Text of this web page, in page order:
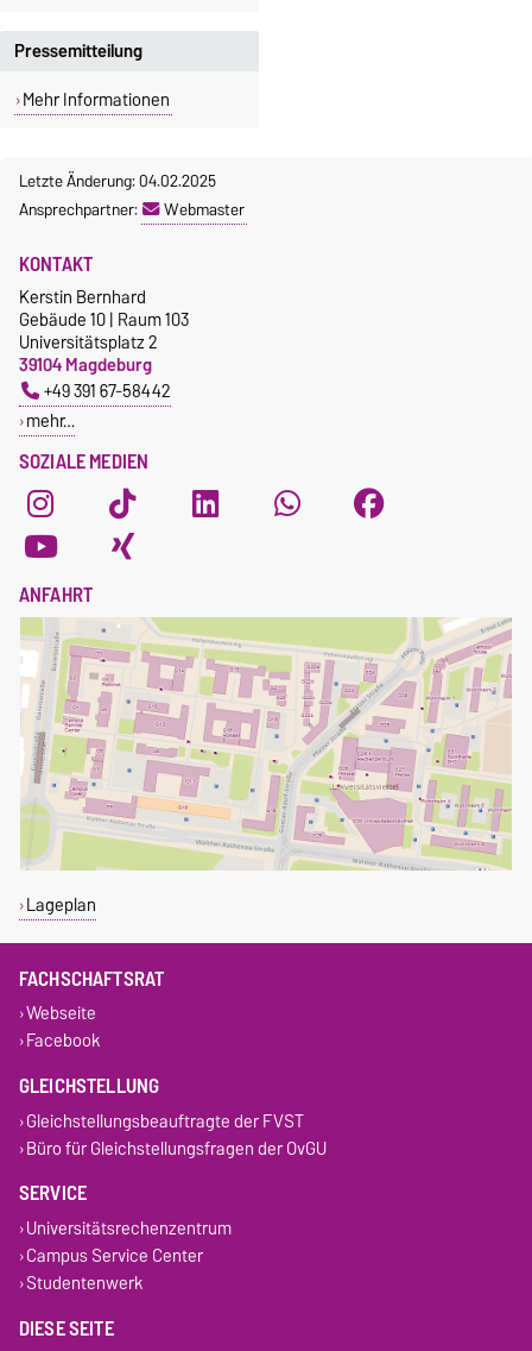
Pressemitteilung
Mehr Informationen
Letzte Änderung: 04.02.2025
Ansprechpartner:
Webmaster
SOZIALE MEDIEN
KONTAKT
Kerstin Bernhard
Gebäude 10 | Raum 103
Universitätsplatz 2
39104 Magdeburg
+49 391 67-58442
mehr…
ANFAHRT
Lageplan
FACHSCHAFTSRAT
Webseite
Facebook
GLEICHSTELLUNG
Gleichstellungsbeauftragte der FVST
Büro für Gleichstellungsfragen der OvGU
SERVICE
Universitätsrechenzentrum
Campus Service Center
Studentenwerk
DIESE SEITE